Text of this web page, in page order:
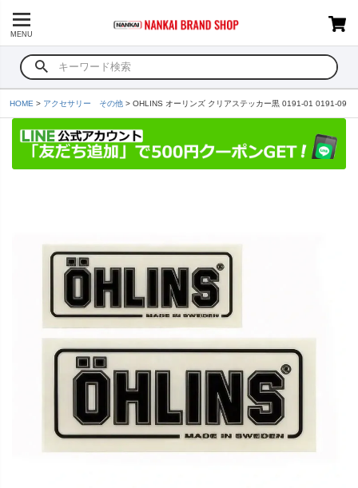
MENU
HOME アクセサリー その他 OHLINS オーリンズ クリアステッカー黒 0191-01 0191-09